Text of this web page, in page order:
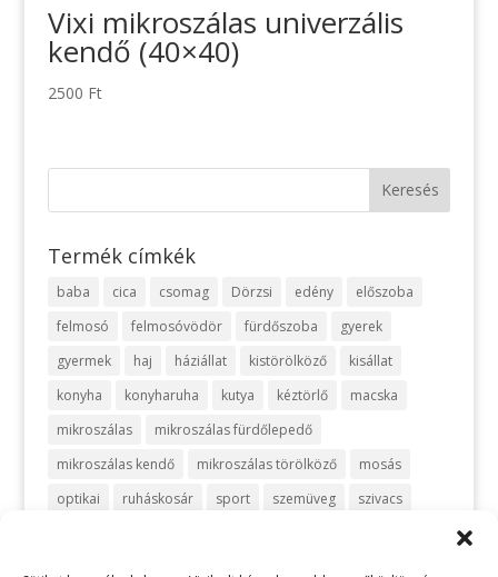
Vixi mikroszálas univerzális
kendő (40×40)
2500 Ft
Termék címkék
baba cica csomag Dörzsi edény
előszoba
felmosó
felmosóvödör fürdőszoba
gyerek
gyermek
haj háziállat kistörölköző
kisállat
konyha
konyharuha kutya kéztörlő
macska
mikroszálas
mikroszálas fürdőlepedő
mikroszálas kendő
mikroszálas törölköző
mosás
optikai
ruháskosár sport szemüveg
szivacs